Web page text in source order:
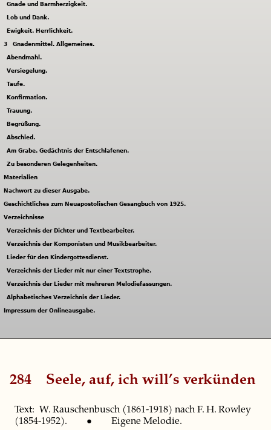
Gnade und Barmherzigkeit.
Lob und Dank.
Ewigkeit. Herrlichkeit.
3 Gnadenmittel. Allgemeines.
Abendmahl.
Versiegelung.
Taufe.
Konfirmation.
Trauung.
Begrüßung.
Abschied.
Am Grabe. Gedächtnis der Entschlafenen.
Zu besonderen Gelegenheiten.
Materialien
Nachwort zu dieser Ausgabe.
Geschichtliches zum Neuapostolischen Gesangbuch von 1925.
Verzeichnisse
Verzeichnis der Dichter und Textbearbeiter.
Verzeichnis der Komponisten und Musikbearbeiter.
Lieder für den Kindergottesdienst.
Verzeichnis der Lieder mit nur einer Textstrophe.
Verzeichnis der Lieder mit mehreren Melodiefassungen.
Alphabetisches Verzeichnis der Lieder.
Impressum der Onlineausgabe.
284 Seele, auf, ich will’s verkünden
Text: W. Rauschenbusch (1861-1918) nach F. H. Rowley
(1854-1952). • Eigene Melodie.